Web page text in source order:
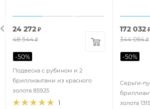
1
Подвеска с рубином и 2
бриллиантами из красного
золота 85925
24 272 ₽
48 544₽
-50%
Серьги-
золота
172 032
344 064₽
-50%